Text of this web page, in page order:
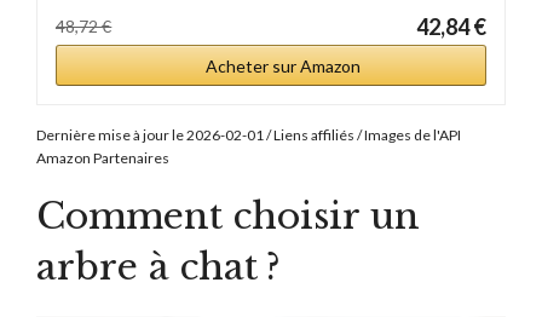
48,72 € 42,84 €
Acheter sur Amazon
Dernière mise à jour le 2026-02-01 / Liens affiliés / Images de l'API
Amazon Partenaires
Comment choisir un
arbre à chat ?